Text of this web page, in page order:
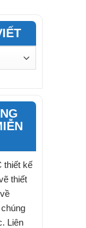
thiết kế
thiết
Liên